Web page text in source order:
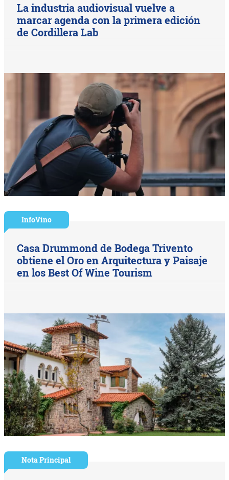
La industria audiovisual vuelve a
marcar agenda con la primera edición
de Cordillera Lab
InfoVino
Casa Drummond de Bodega Trivento
obtiene el Oro en Arquitectura y Paisaje
en los Best Of Wine Tourism
Nota Principal